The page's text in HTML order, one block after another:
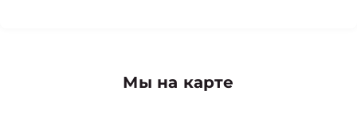
Мы на карте